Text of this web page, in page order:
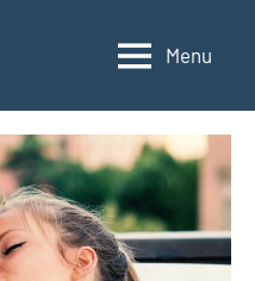
Menu